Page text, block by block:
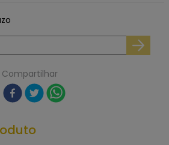
Compartilhar